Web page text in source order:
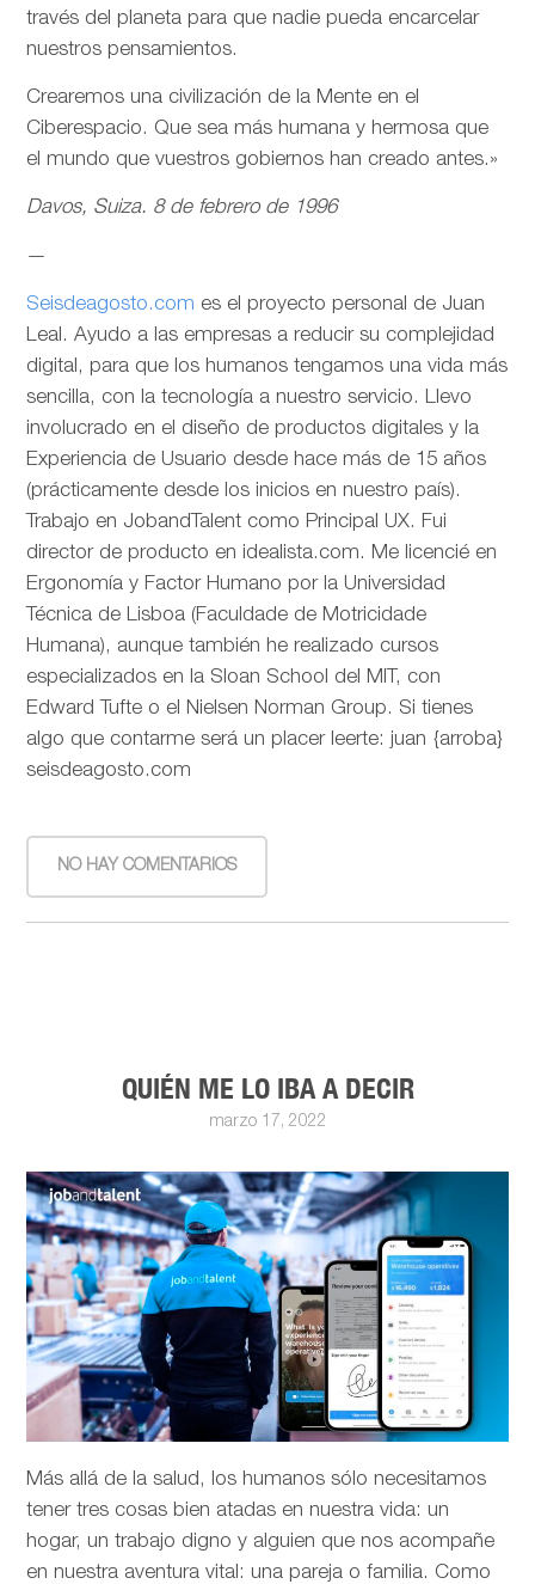
través del planeta para que nadie pueda encarcelar
nuestros pensamientos.
Crearemos una civilización de la Mente en el
Ciberespacio. Que sea más humana y hermosa que
el mundo que vuestros gobiernos han creado antes.»
Davos, Suiza. 8 de febrero de 1996
—
Seisdeagosto.com es el proyecto personal de Juan
Leal. Ayudo a las empresas a reducir su complejidad
digital, para que los humanos tengamos una vida más
sencilla, con la tecnología a nuestro servicio. Llevo
involucrado en el diseño de productos digitales y la
Experiencia de Usuario desde hace más de 15 años
(prácticamente desde los inicios en nuestro país).
Trabajo en JobandTalent como Principal UX. Fui
director de producto en idealista.com. Me licencié en
Ergonomía y Factor Humano por la Universidad
Técnica de Lisboa (Faculdade de Motricidade
Humana), aunque también he realizado cursos
especializados en la Sloan School del MIT, con
Edward Tufte o el Nielsen Norman Group. Si tienes
algo que contarme será un placer leerte: juan {arroba}
seisdeagosto.com
NO HAY COMENTARIOS
QUIÉN ME LO IBA A DECIR
marzo 17, 2022
Más allá de la salud, los humanos sólo necesitamos
tener tres cosas bien atadas en nuestra vida: un
hogar, un trabajo digno y alguien que nos acompañe
en nuestra aventura vital: una pareja o familia. Como